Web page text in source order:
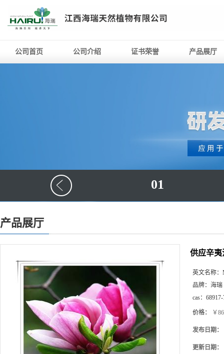
公司首页 公司介绍 证书荣誉 产品展厅
01
产品展厅
供应辛夷
英文名称：
品牌： 海瑞
cas：
价格： ￥
发布日期：
更新日期：